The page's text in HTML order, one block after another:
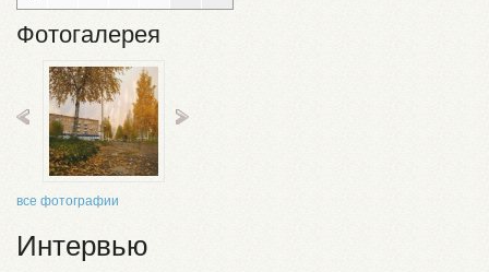
Фотогалерея
все фотографии
Интервью